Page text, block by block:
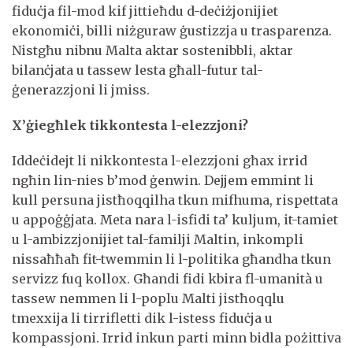
fiduċja fil-mod kif jittieħdu d-deċiżjonijiet
ekonomiċi, billi niżguraw ġustizzja u trasparenza.
Nistgħu nibnu Malta aktar sostenibbli, aktar
bilanċjata u tassew lesta għall-futur tal-
ġenerazzjoni li jmiss.
X’ġiegħlek tikkontesta l-elezzjoni?
Iddeċidejt li nikkontesta l-elezzjoni għax irrid
ngħin lin-nies b’mod ġenwin. Dejjem emmint li
kull persuna jistħoqqilha tkun mifhuma, rispettata
u appoġġjata. Meta nara l-isfidi ta’ kuljum, it-tamiet
u l-ambizzjonijiet tal-familji Maltin, inkompli
nissaħħaħ fit-twemmin li l-politika għandha tkun
servizz fuq kollox. Għandi fidi kbira fl-umanità u
tassew nemmen li l-poplu Malti jistħoqqlu
tmexxija li tirrifletti dik l-istess fiduċja u
kompassjoni. Irrid inkun parti minn bidla pożittiva